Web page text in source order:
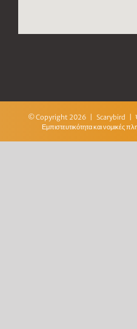
© Copyright 2026 | Scarybird |
Εμπιστευτικότητα και νομικές